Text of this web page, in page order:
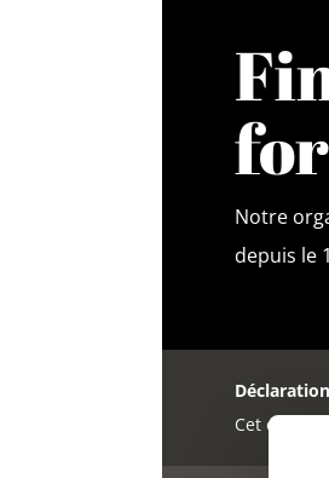
Notre
depuis le
Cet